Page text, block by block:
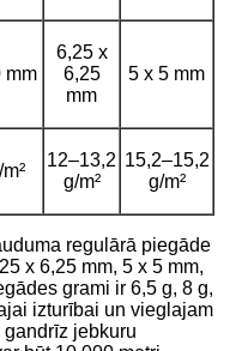
mm
6,25 x
6,25
mm
5 x 5 mm
12–13,2
g/m²
15,2–15,2
g/m²
regulārā piegāde
x 6,25 mm, 5 x 5 mm,
grami ir 6,5 g, 8 g,
izturībai un vieglajam
jebkuru